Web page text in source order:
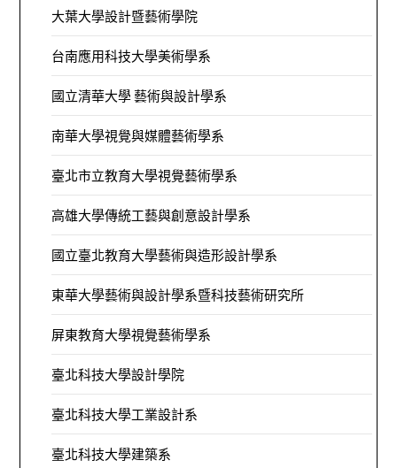
大葉大學設計暨藝術學院
台南應用科技大學美術學系
國立清華大學 藝術與設計學系
南華大學視覺與媒體藝術學系
臺北市立教育大學視覺藝術學系
高雄大學傳統工藝與創意設計學系
國立臺北教育大學藝術與造形設計學系
東華大學藝術與設計學系暨科技藝術研究所
屏東教育大學視覺藝術學系
臺北科技大學設計學院
臺北科技大學工業設計系
臺北科技大學建築系